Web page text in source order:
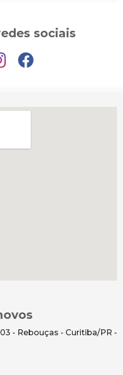
sociais
- Rebouças - Curitiba/PR -